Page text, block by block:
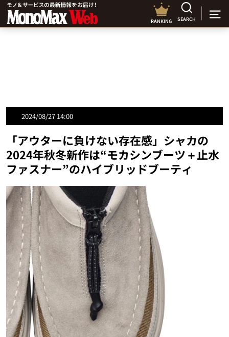
RANKING SEARCH
2024/08/27 14:00
「アウターに負けない存在感」シャカの
2024年秋冬新作は“モカシンブーツ＋止水
ファスナー”のハイブリッドブーティ